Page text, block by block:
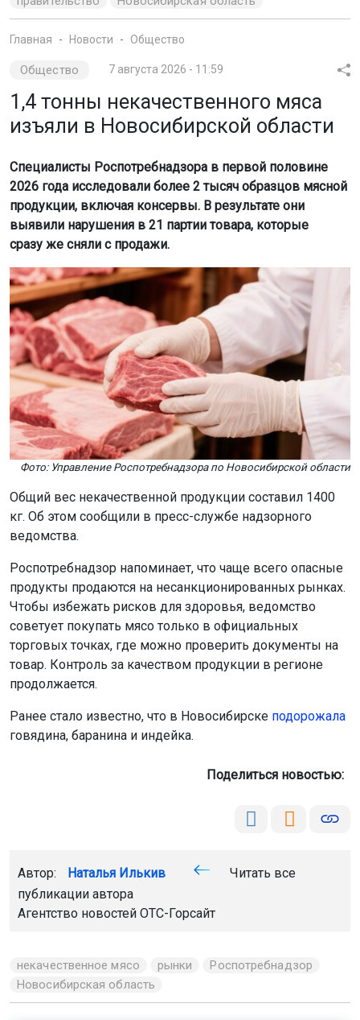
Главная Новости Общество
Общество 7 августа 2026 - 11:59
1,4 тонны некачественного мяса
изъяли в Новосибирской области
Специалисты Роспотребнадзора в первой половине
2026 года исследовали более 2 тысяч образцов мясной
продукции, включая консервы. В результате они
выявили нарушения в 21 партии товара, которые
сразу же сняли с продажи.
Фото: Управление Роспотребнадзора по Новосибирской области
Общий вес некачественной продукции составил 1400
кг. Об этом сообщили в пресс-службе надзорного
ведомства.
Роспотребнадзор напоминает, что чаще всего опасные
продукты продаются на несанкционированных рынках.
Чтобы избежать рисков для здоровья, ведомство
советует покупать мясо только в официальных
торговых точках, где можно проверить документы на
товар. Контроль за качеством продукции в регионе
продолжается.
Ранее стало известно, что в Новосибирске подорожала
говядина, баранина и индейка.
Поделиться новостью:
Автор: Наталья Илькив
Читать все
публикации автора
Агентство новостей ОТС-Горсайт
некачественное мясо рынки
Роспотребнадзор
Новосибирская область